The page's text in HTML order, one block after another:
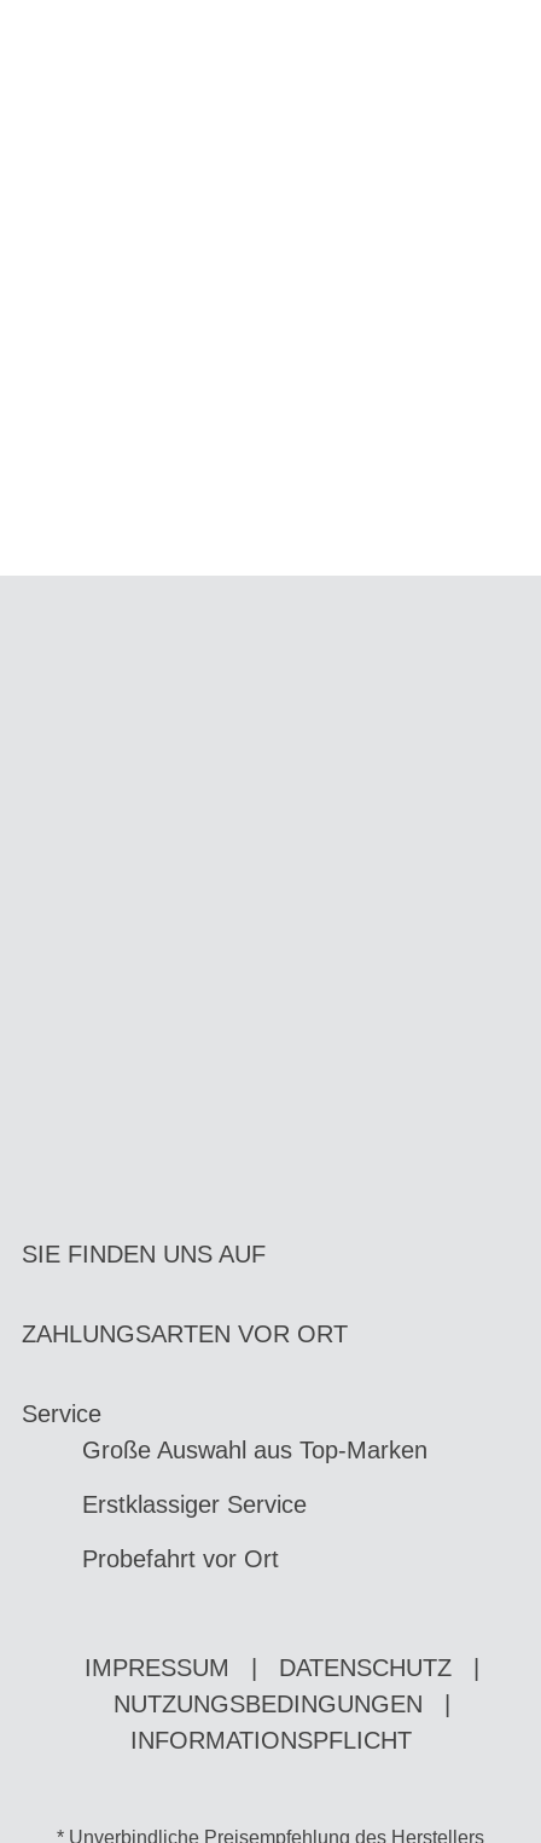
SIE FINDEN UNS AUF
ZAHLUNGSARTEN VOR ORT
Service
Große Auswahl aus Top-Marken
Erstklassiger Service
Probefahrt vor Ort
IMPRESSUM DATENSCHUTZ
NUTZUNGSBEDINGUNGEN
INFORMATIONSPFLICHT
* Unverbindliche Preisempfehlung des Herstellers